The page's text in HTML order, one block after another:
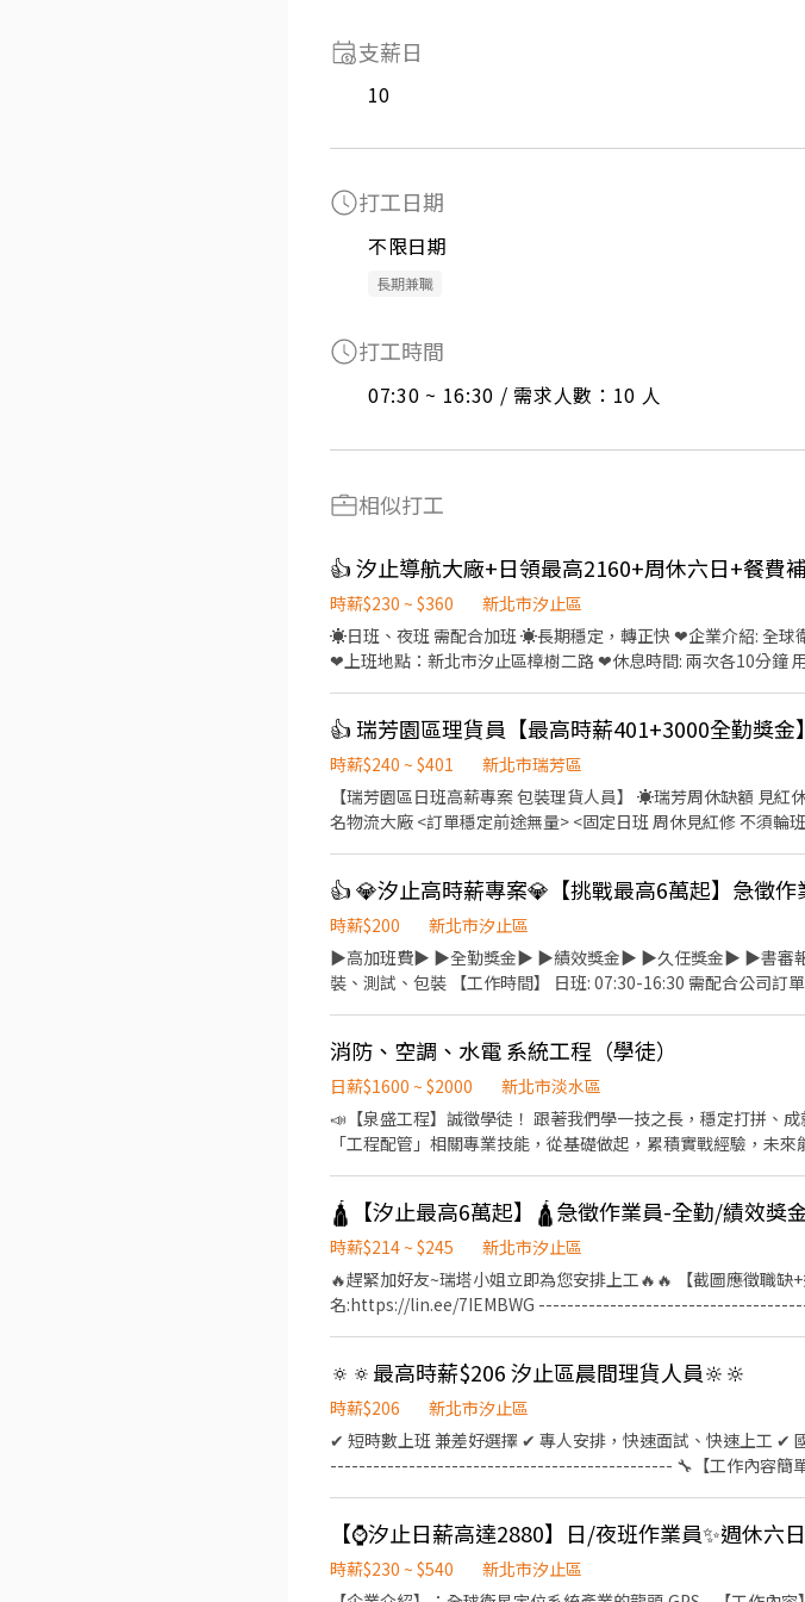
支薪日
10
打工日期
不限日期
長期兼職
打工時間
07:30 ~ 16:30 / 需求人數：10 人
相似打工
👍 汐止導航大廠+日領最高2160+周休六日+餐費
時薪$230 ~ $360
新北市汐止區
☀日班、夜班 需配合加班 ☀長期穩定，轉正快 ❤企業介紹: 全球衛星定位系統產業的龍頭,GPS ❤工作內容：SMT/組裝/品檢/包裝
❤上班地點：新北市汐止區樟樹二路 ❤休息時間: 兩次各10分鐘
時薪$240 ~ $401
新北市瑞芳區
【瑞芳園區日班高薪專案 包裝理貨人員】 ☀️瑞芳周休缺額 見紅休 ☀️附近汽/機車停車位 ☀️瑞芳物流共和國園區 領先全球 台灣知
名物流大廠 <訂單穩定前途無量> <固定日班 周休見紅修 不須輪班> <附近汽/機車停車位> 【工作地點】：新北市瑞芳區楓仔瀨路
3000 ►►►公司福利◄◄◄ ⭐工作簡單上手 ⭐享勞保健保 ⭐可日領 可周領 -------------------------------------------------------
--- 【主動詢問】請主動告知：姓名+手機+區域 1. 快速安排請: https://lin.ee/Nfdix8m 2. 馬上安排請加 id : @418zmslz (記得一
定要加小老鼠唷~有需要了解細節也可直接留言唷~)
時薪$200
新北市汐止區
▶️高加班費▶️ ▶️全勤獎金▶️ ▶️績效獎金▶️ ▶️久任獎金▶️ ▶️書審報
裝、測試、包裝 【工作時間】 日班: 07:30-16:30 需配合公司訂
律自費900元，其餘公司補助；免費加班便當；有微波爐 3.基
開車給加班車資補貼 5.一四五可參加場內運動 【工作須知】 1.
【獨家福利】 1.公司團體保險 2.三節禮品或禮金 3.結婚生育禮
區汐萬路2段 –––––––––––––––––––––––––––––––––––––––––––––––––––––––––––– ❤️請訊息留下姓名、手機❤️ ⭐請專人
聯繫安排⭐
消防、空調、水電 系統工程（學徒）
日薪$1600 ~ $2000
新北市淡水區
📣【泉盛工程】誠徵學徒！ 跟著我們學一技之長，穩定打拼、成就未來！ 🏗️ 行業別：工程相關配管 💼 工作內容 跟隨師父學習
「工程配管」相關專業技能，從基礎做起，累積實戰經驗，未來能獨當一面。 🎁 公司福利 • 上班所需裝
$1600／日 • 工作滿一個月即調薪🔝 • 滿三個月，出勤穩定、態度良好者即可升遷🔝 • 正式員工享有更快的加薪與升遷機會，
責任越大，回報越多 • 成為管理者後，參與分紅制度，共享成果！ 🔍 我們在找這樣的你 我們希望培養的，是對工作有責任感、
有企圖心、肯學肯做的人才。如果你認為你是這樣的夥伴，想與我們一起成長—— 📞 歡迎直接來
（來電請告知是看到徵才訊息）
時薪$214 ~ $245
新北市汐止區
🔥趕緊加好友~瑞塔小姐立即為您安排上工🔥🔥 【截圖應徵職
名:https://lin.ee/7IEMBWG
費 ($200~$245，依照績效獎金高低調整) 全勤獎金1000 績效
獎金最高可領4萬 【休假制度】周休二日 【工作福利】 1.久任
餐，一律自費900元，其餘公司補助；免費加班便當；有微波
騎車或開車給加班車資補貼 5.一四五可參加場內運動 【工作
加班 【獨家福利】 1.公司團體保險 2.三節禮品或禮金 3.結婚生
汐止區汐萬路2段
🔅🔅最高時薪$206 汐止區晨間理貨人員🔆🔆
時薪$206
新北市汐止區
✔ 短時數上班 兼差好選擇 ✔ 專人安排，快速面試、快速上工 ✔
------------------------------------------------ 🔧【工作內容簡單易
------------------------ 麻煩截圖職缺並告知人員應徵工作項目
陞人力】
時薪$230 ~ $540
新北市汐止區